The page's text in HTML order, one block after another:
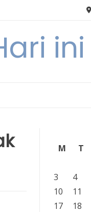
ini
M
T
3
4
10
11
17
18